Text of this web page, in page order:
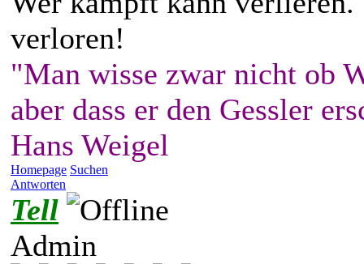
verloren!
"Man wisse zwar nicht ob
aber dass er den Gessler
Hans Weigel
Homepage Suchen
Antworten
Tell
Admin